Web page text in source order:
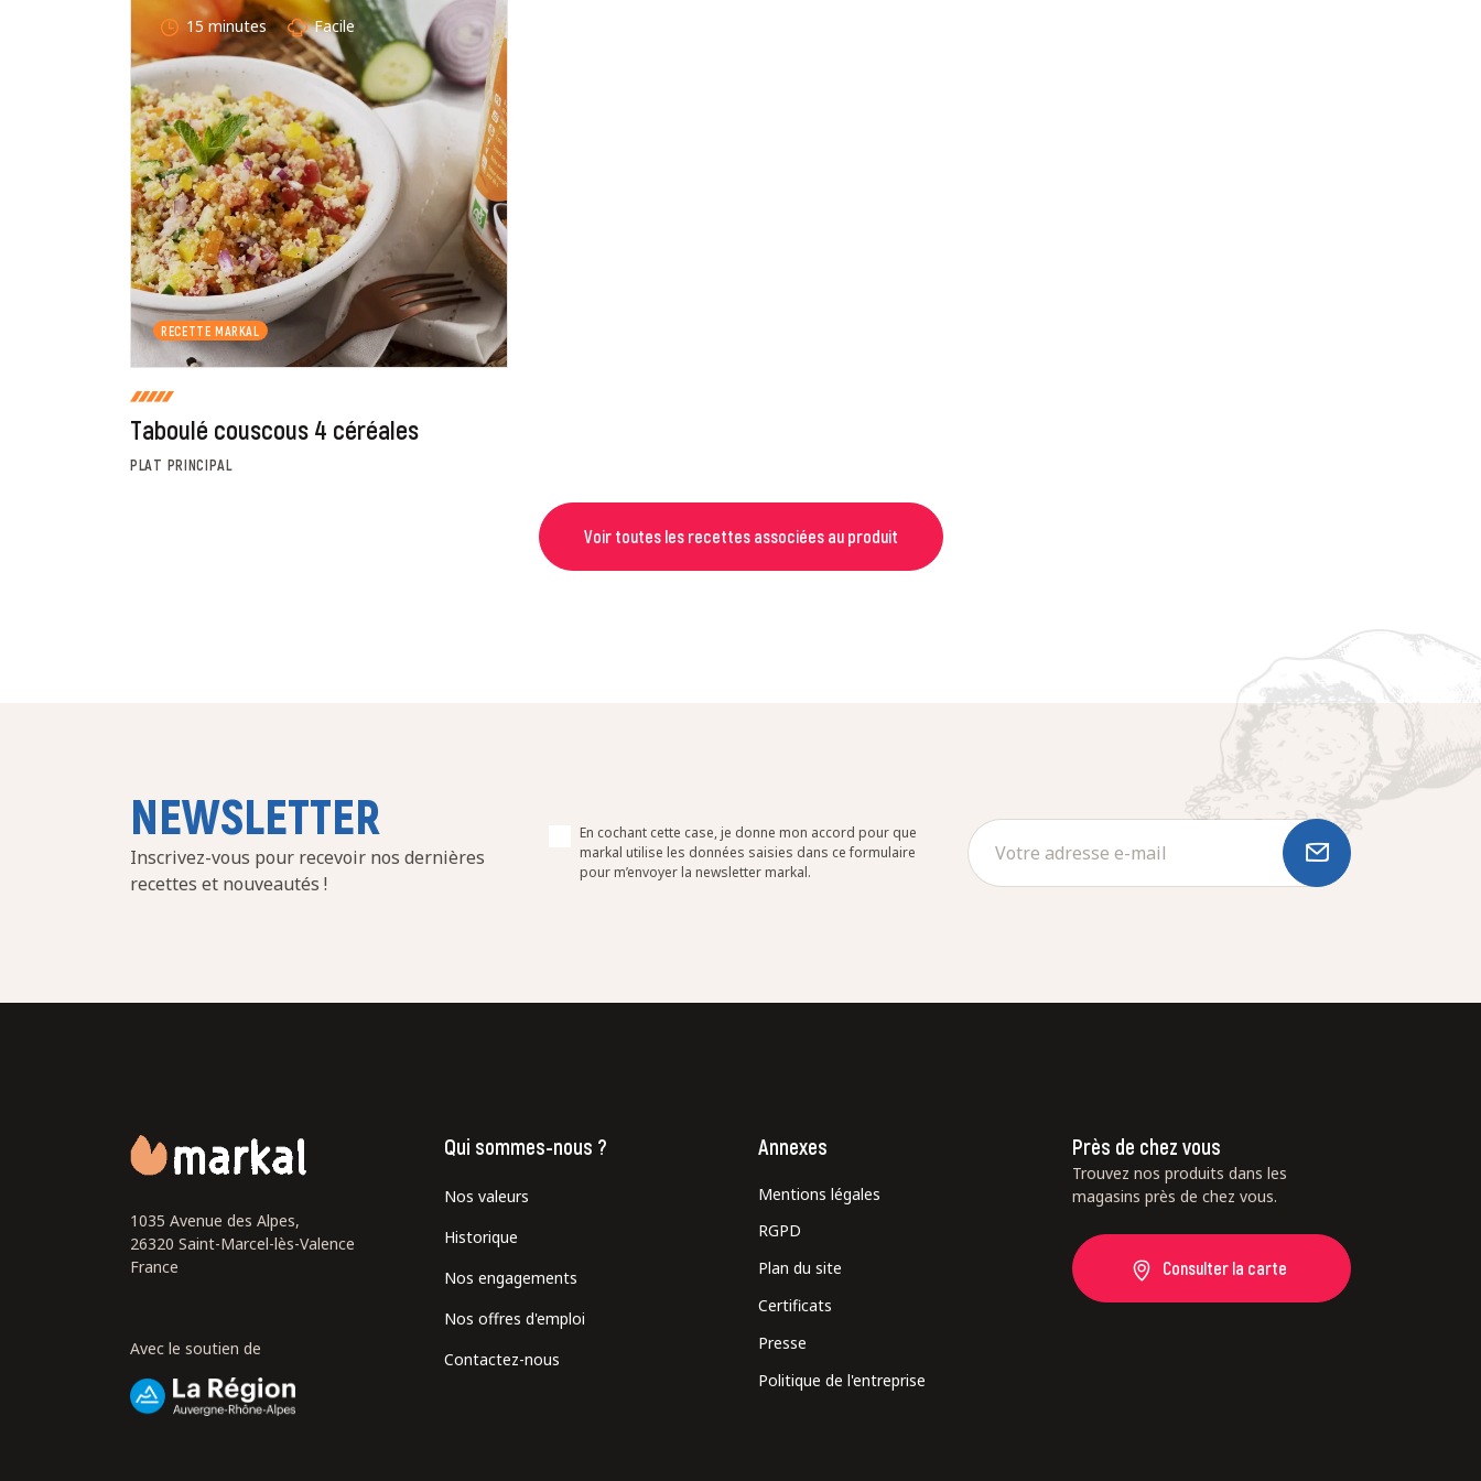
En cochant cette case, je donne mon accord pour que markal utilise les données saisies dans ce formulaire pour traiter et afficher le nom saisi, la note et le
commentaire de manière publique sur cette page. Pour plus d'informations sur le traitement de ces données, consulter la page des mentions légales. *
RECETTE MARKAL
Taboulé couscous 4 céréales
PLAT PRINCIPAL
15 minutes Facile
Voir toutes les recettes associées au produit
NEWSLETTER
Inscrivez-vous pour recevoir nos dernières
recettes et nouveautés !
En cochant cette case, je donne mon accord pour que
markal utilise les données saisies dans ce formulaire
pour m’envoyer la newsletter markal.
1035 Avenue des Alpes,
26320 Saint-Marcel-lès-Valence
France
Avec le soutien de
Qui sommes-nous ?
Nos valeurs
Historique
Nos engagements
Nos offres d'emploi
Contactez-nous
Annexes
Mentions légales
RGPD
Plan du site
Certificats
Presse
Politique de l'entreprise
Près de chez vous
Trouvez nos produits dans les
magasins près de chez vous.
Consulter la carte